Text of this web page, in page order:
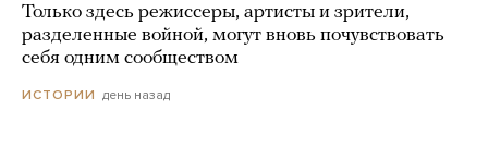
Только здесь режиссеры, артисты и зрители,
разделенные войной, могут вновь почувствовать
себя одним сообществом
ИСТОРИИ день назад